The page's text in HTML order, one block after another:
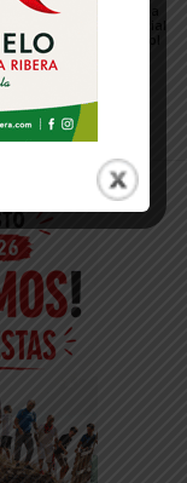
Sendaviva presenta la
programación especial
del eclipse total de Sol
del 12 de agosto